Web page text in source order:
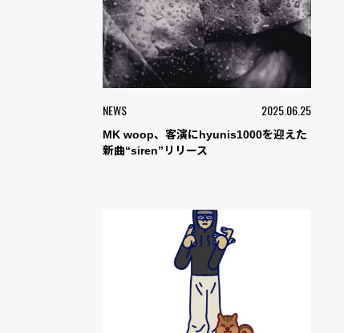
NEWS 2025.06.25
MK woop、客演にhyunis1000を迎えた
新曲“siren”リリース